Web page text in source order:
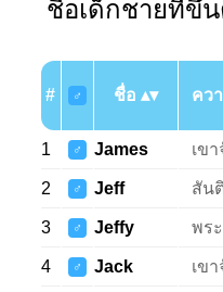
ชื่อเด็กชายที่ขึ้
# ♂ ชื่อ คว
1 ♂ James เข
2 ♂ Jeff สัน
3 ♂ Jeffy พร
4 ♂ Jack เข